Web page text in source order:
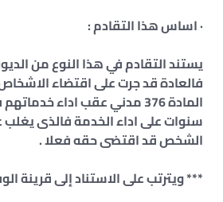
· اساس هذا التقادم :
يستند التقادم في هذا النوع من
فالعادة قد جرت على اقتضاء
المادة 376 مدني عقب اداء
سنوات على اداء الخدمة فالذى
الشخص قد اقتضى حقه فعلا .
*** ويترتب على الاستناد إلى قرينة